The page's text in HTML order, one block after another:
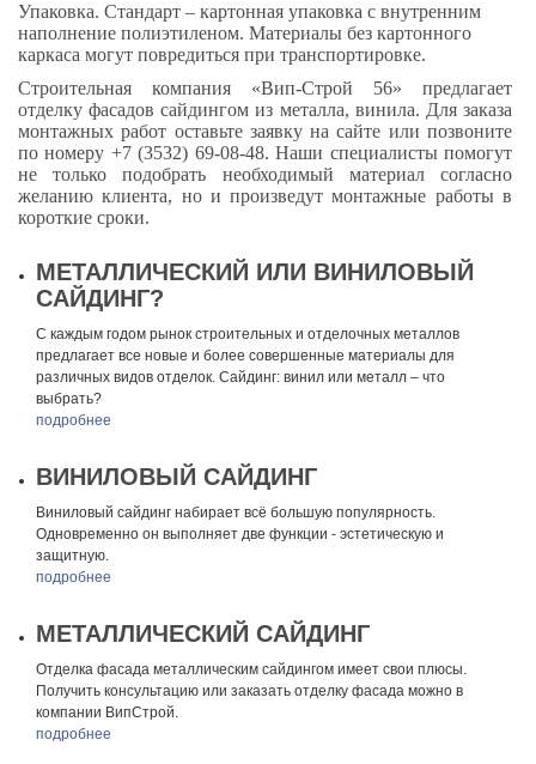
Упаковка. Стандарт – картонная упаковка с внутренним
наполнение полиэтиленом. Материалы без картонного
каркаса могут повредиться при транспортировке.
Строительная компания «Вип-Строй 56» предлагает
отделку фасадов сайдингом из металла, винила. Для заказа
монтажных работ оставьте заявку на сайте или позвоните
по номеру +7 (3532) 69-08-48. Наши специалисты помогут
не только подобрать необходимый материал согласно
желанию клиента, но и произведут монтажные работы в
короткие сроки.
МЕТАЛЛИЧЕСКИЙ ИЛИ ВИНИЛОВЫЙ
САЙДИНГ?
С каждым годом рынок строительных и отделочных металлов
предлагает все новые и более совершенные материалы для
различных видов отделок. Сайдинг: винил или металл – что
выбрать?
подробнее
ВИНИЛОВЫЙ САЙДИНГ
Виниловый сайдинг набирает всё большую популярность.
Одновременно он выполняет две функции - эстетическую и
защитную.
подробнее
МЕТАЛЛИЧЕСКИЙ САЙДИНГ
Отделка фасада металлическим сайдингом имеет свои плюсы.
Получить консультацию или заказать отделку фасада можно в
компании ВипСтрой.
подробнее